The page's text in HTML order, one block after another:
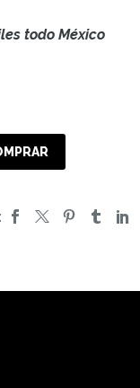
todo México